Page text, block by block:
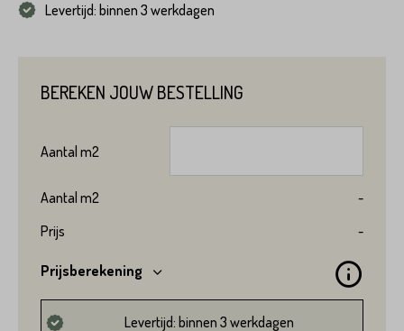
Levertijd: binnen 3 werkdagen
BEREKEN JOUW BESTELLING
Aantal m2
Aantal m2
-
Prijs
-
Prijsberekening
Levertijd: binnen 3 werkdagen